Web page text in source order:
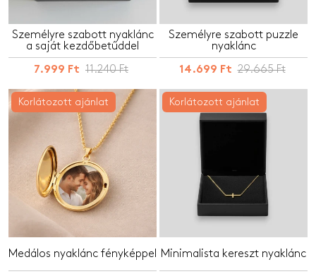
Személyre szabott nyaklánc
a saját kezdőbetűddel
7.999 Ft 11.240 Ft
Személyre szabott puzzle
nyaklánc
14.699 Ft 29.665 Ft
Korlátozott ajánlat
Medálos nyaklánc fényképpel
Korlátozott ajánlat
Minimalista kereszt nyaklánc